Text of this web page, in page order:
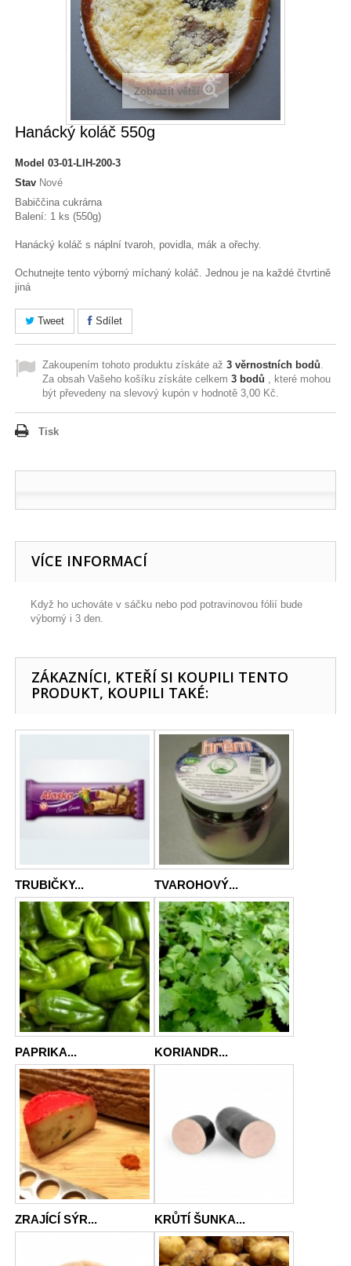
Zobrazit větší
Hanácký koláč 550g
Model 03-01-LIH-200-3
Stav Nové
Babiččina cukrárna
Balení: 1 ks (550g)
Hanácký koláč s náplní tvaroh, povidla, mák a ořechy.
Ochutnejte tento výborný míchaný koláč. Jednou je na každé čtvrtině
jiná
Tweet Sdílet
Zakoupením tohoto produktu získáte až3 věrnostních bodů.
Za obsah Vašeho košíku získáte celkem3 bodů , které mohou
být převedeny na slevový kupón v hodnotě3,00 Kč.
Tisk
VÍCE INFORMACÍ
Když ho uchováte v sáčku nebo pod potravinovou fólií bude
výborný i 3 den.
ZÁKAZNÍCI, KTEŘÍ SI KOUPILI TENTO
PRODUKT, KOUPILI TAKÉ:
TRUBIČKY... TVAROHOVÝ...
PAPRIKA... KORIANDR...
ZRAJÍCÍ SÝR... KRŮTÍ ŠUNKA...